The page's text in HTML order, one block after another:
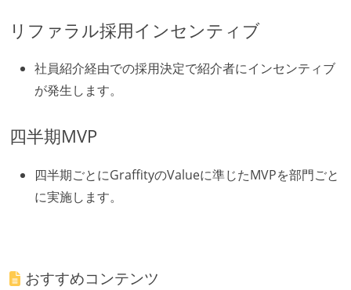
リファラル採用インセンティブ
社員紹介経由での採用決定で紹介者にインセンティブ
が発生します。
四半期MVP
四半期ごとにGraffityのValueに準じたMVPを部門ごと
に実施します。
おすすめコンテンツ